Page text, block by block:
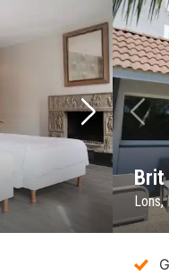
Nächstes
Brit
Lons,